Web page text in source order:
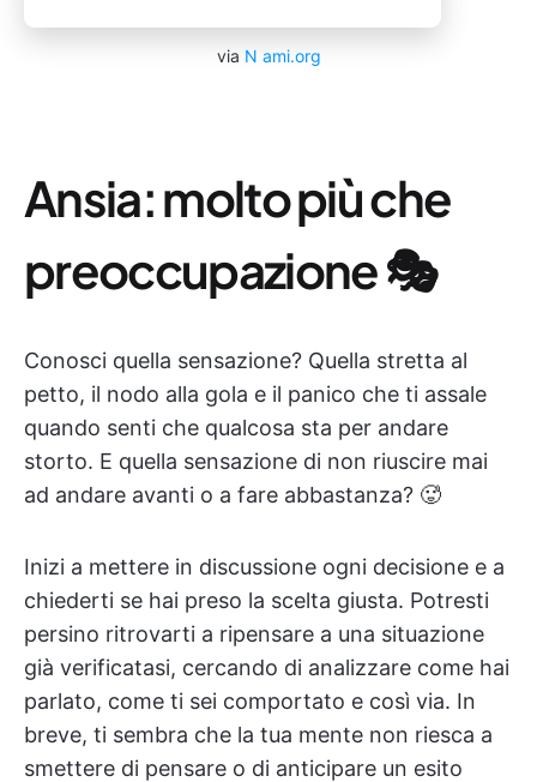
via N ami.org
Ansia: molto più che
preoccupazione 🎭
Conosci quella sensazione? Quella stretta al
petto, il nodo alla gola e il panico che ti assale
quando senti che qualcosa sta per andare
storto. E quella sensazione di non riuscire mai
ad andare avanti o a fare abbastanza? 🥵
Inizi a mettere in discussione ogni decisione e a
chiederti se hai preso la scelta giusta. Potresti
persino ritrovarti a ripensare a una situazione
già verificatasi, cercando di analizzare come hai
parlato, come ti sei comportato e così via. In
breve, ti sembra che la tua mente non riesca a
smettere di pensare o di anticipare un esito